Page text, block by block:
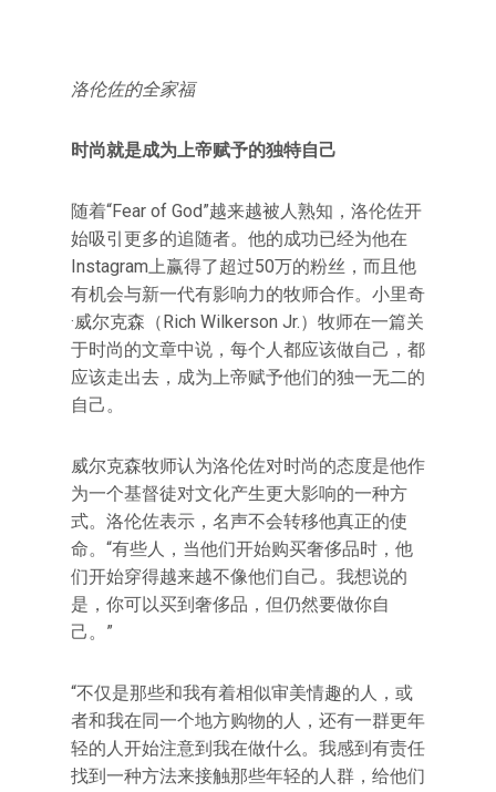
洛伦佐的全家福
时尚就是成为上帝赋予的独特自己
随着“Fear of God”越来越被人熟知，洛伦佐开
始吸引更多的追随者。他的成功已经为他在
Instagram上赢得了超过50万的粉丝，而且他
有机会与新一代有影响力的牧师合作。小里奇
·威尔克森（Rich Wilkerson Jr.）牧师在一篇关
于时尚的文章中说，每个人都应该做自己，都
应该走出去，成为上帝赋予他们的独一无二的
自己。
威尔克森牧师认为洛伦佐对时尚的态度是他作
为一个基督徒对文化产生更大影响的一种方
式。洛伦佐表示，名声不会转移他真正的使
命。“有些人，当他们开始购买奢侈品时，他
们开始穿得越来越不像他们自己。我想说的
是，你可以买到奢侈品，但仍然要做你自
己。”
“不仅是那些和我有着相似审美情趣的人，或
者和我在同一个地方购物的人，还有一群更年
轻的人开始注意到我在做什么。我感到有责任
找到一种方法来接触那些年轻的人群，给他们